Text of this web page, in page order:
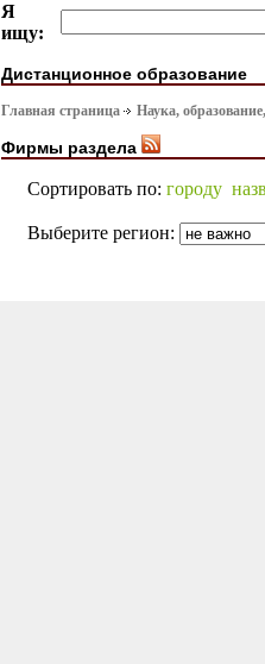
Я
ищу:
Дистанционное образование
Главная страница Наука,
Фирмы раздела
Сортировать по: городу
Выберите регион: